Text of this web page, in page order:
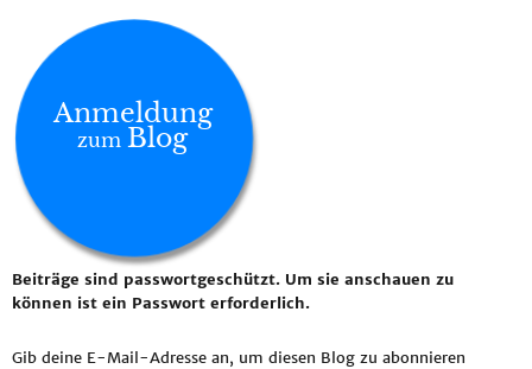
Anmeldung
zum Blog
Beiträge sind passwortgeschützt. Um sie anschauen zu
können ist ein Passwort erforderlich.
Gib deine E-Mail-Adresse an, um diesen Blog zu abonnieren